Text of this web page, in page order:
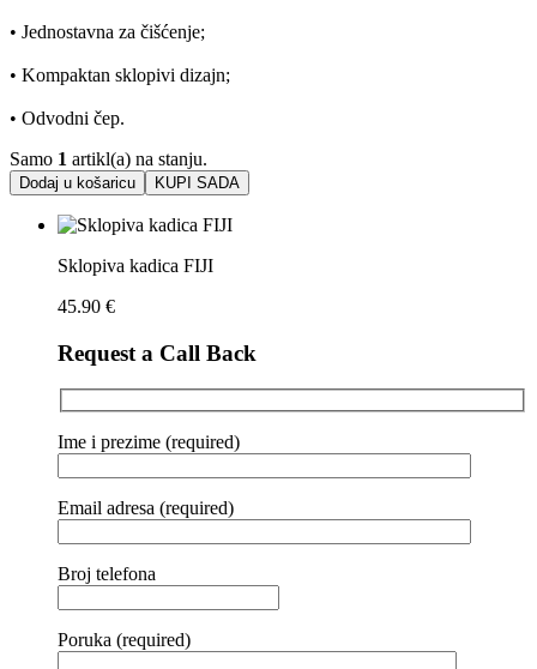
• Jednostavna za čišćenje;
• Kompaktan sklopivi dizajn;
• Odvodni čep.
Samo 1 artikl(a) na stanju.
Dodaj u košaricu KUPI SADA
Sklopiva kadica FIJI
45.90 €
Request a Call Back
Ime i prezime (required)
Email adresa (required)
Broj telefona
Poruka (required)